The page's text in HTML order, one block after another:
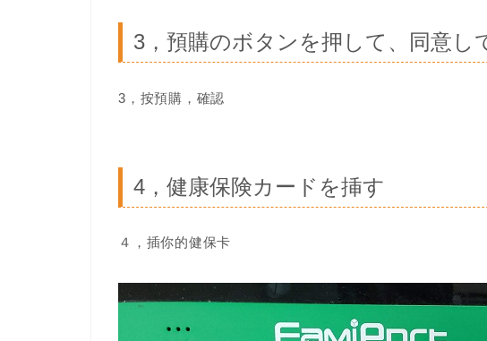
3，預購のボタンを押して、同意し
3，按預購，確認
4，健康保険カードを挿す
４，插你的健保卡